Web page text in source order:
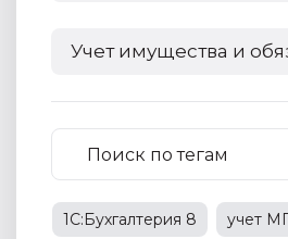
Учет имущества и
1С:Бухгалтерия 8 учет